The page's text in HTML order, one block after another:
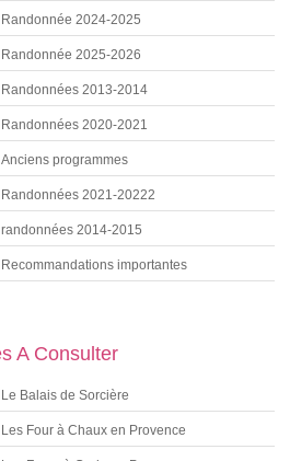
Randonnée 2024-2025
Randonnée 2025-2026
Randonnées 2013-2014
Randonnées 2020-2021
Anciens programmes
Randonnées 2021-20222
randonnées 2014-2015
Recommandations importantes
A Consulter
Le Balais de Sorcière
Les Four à Chaux en Provence